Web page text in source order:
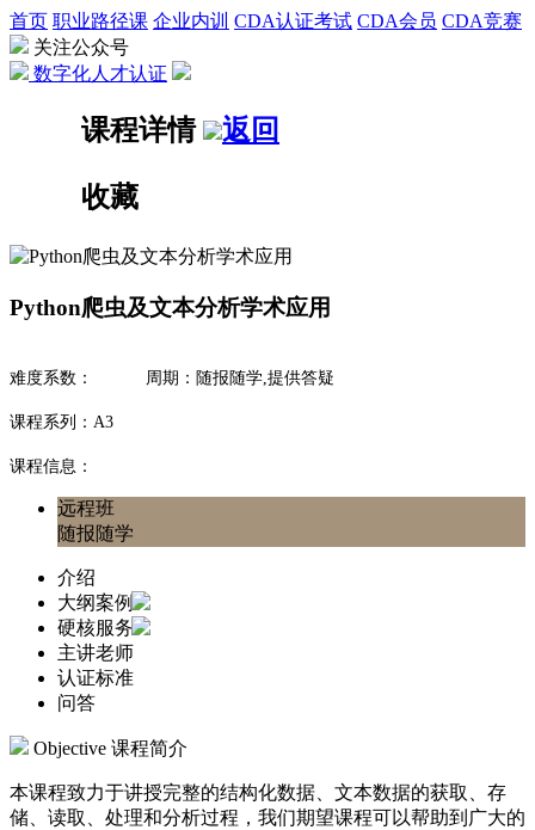
首页 职业路径课 企业内训 CDA认证考试 CDA会员 CDA竞赛
关注公众号
数字化人才认证
课程详情 返回
收藏
Python爬虫及文本分析学术应用
难度系数： 周期：随报随学,提供答疑
课程系列：A3
课程信息：
远程班
随报随学
介绍
大纲案例
硬核服务
主讲老师
认证标准
问答
Objective 课程简介
本课程致力于讲授完整的结构化数据、文本数据的获取、存
储、读取、处理和分析过程，我们期望课程可以帮助到广大的